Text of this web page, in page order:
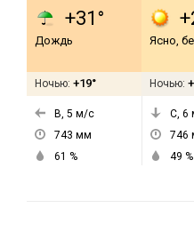
+31°
Дождь
Ночью: +19°
В, 5 м/с
743 мм
61 %
Ясно,
Ночью:
С, 6
746
49 %